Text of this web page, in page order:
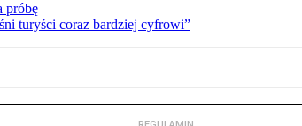
próbę
turyści coraz bardziej cyfrowi”